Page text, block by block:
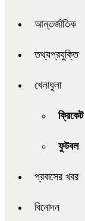
আন্তর্জাতিক
তথ্যপ্রযুক্তি
খেলাধুলা
ক্রিকেট
ফুটবল
প্রবাসের খবর
বিনোদন